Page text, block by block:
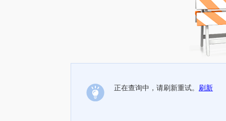
正在查询中，请刷新重试。 刷新